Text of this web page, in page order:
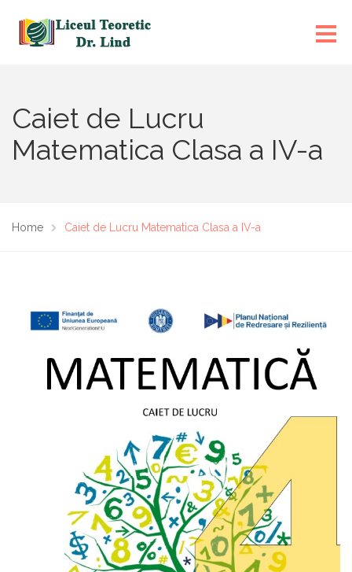
Caiet de Lucru
Matematica Clasa a IV-a
Home Caiet de Lucru Matematica Clasa a IV-a